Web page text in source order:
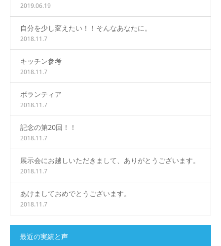
2019.06.19
自分を少し変えたい！！そんなあなたに。
2018.11.7
キッチン参考
2018.11.7
ボランティア
2018.11.7
記念の第20回！！
2018.11.7
展示会にお越しいただきまして、ありがとうございます。
2018.11.7
あけましておめでとうございます。
2018.11.7
最近の実績と声